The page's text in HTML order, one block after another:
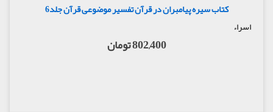
کتاب سیره پیامبران در قرآن تفسیر موضوعی قرآن جلد6
اسراء
802,400 تومان